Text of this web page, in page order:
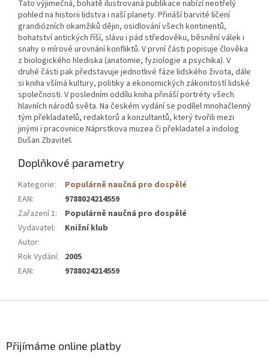
Tato výjimečná, bohatě ilustrovaná publikace nabízí neotřelý
pohled na historii lidstva i naší planety. Přináší barvité líčení
grandiózních okamžiků dějin, osidlování všech kontinentů,
bohatství antických říší, slávu i pád středověku, běsnění válek i
snahy o mírové urovnání konfliktů. V první části popisuje člověka
z biologického hlediska (anatomie, fyziologie a psychika). V
druhé části pak představuje jednotlivé fáze lidského života, dále
si kniha všímá kultury, politiky a ekonomických zákonitostí lidské
společnosti. V posledním oddílu kniha přináší portréty všech
hlavních národů světa. Na českém vydání se podílel mnohačlenný
tým překladatelů, redaktorů a konzultantů, který tvořili mezi
jinými i pracovnice Náprstkova muzea či překladatel a indolog
Dušan Zbavitel.
Doplňkové parametry
Kategorie:
Populárně naučná pro dospělé
EAN:
9788024214559
Zařazení 1:
Populárně naučná pro dospělé
Vydavatel:
Knižní klub
Autor:
Rok Vydání: 2005
EAN: 9788024214559
Přijímáme online platby